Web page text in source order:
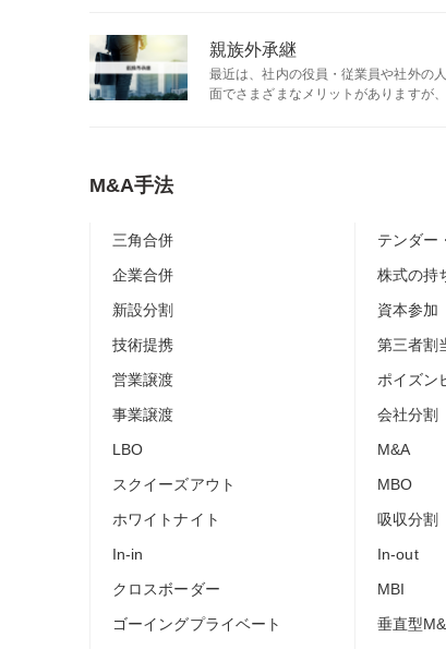
親族外承継
最近は、社内の役員・従業員や社外の
面でさまざまなメリットがありますが
M&A手法
三角合併 テンダー
企業合併
株式の持
新設分割
資本参加
技術提携
第三者割
営業譲渡
ポイズン
事業譲渡
会社分割
LBO
M&A
スクイーズアウト
MBO
ホワイトナイト
吸収分割
In-in
In-out
クロスボーダー
MBI
ゴーイングプライベート
垂直型